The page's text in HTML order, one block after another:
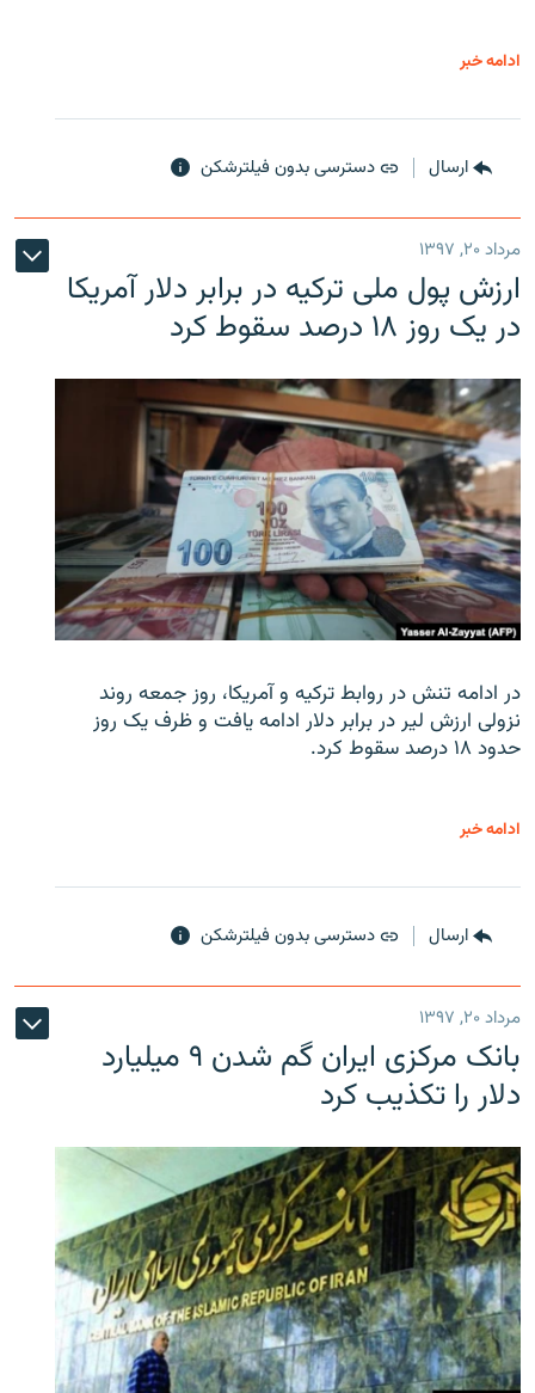
ادامه خبر
ارسال دسترسی بدون فیلترشکن
مرداد ۲۰, ۱۳۹۷
ارزش پول ملی ترکیه در برابر دلار آمریکا
در یک روز ۱۸ درصد سقوط کرد
در ادامه تنش در روابط ترکیه و آمریکا، روز جمعه روند
نزولی ارزش لیر در برابر دلار ادامه یافت و ظرف یک روز
حدود ۱۸ درصد سقوط کرد.
ادامه خبر
ارسال دسترسی بدون فیلترشکن
مرداد ۲۰, ۱۳۹۷
بانک مرکزی ایران گم شدن ۹ میلیارد
دلار را تکذیب کرد